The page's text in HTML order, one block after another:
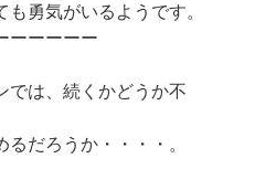
勇気がいるようです。
ーーーーー
では、続くかどうか不
だろうか・・・・。